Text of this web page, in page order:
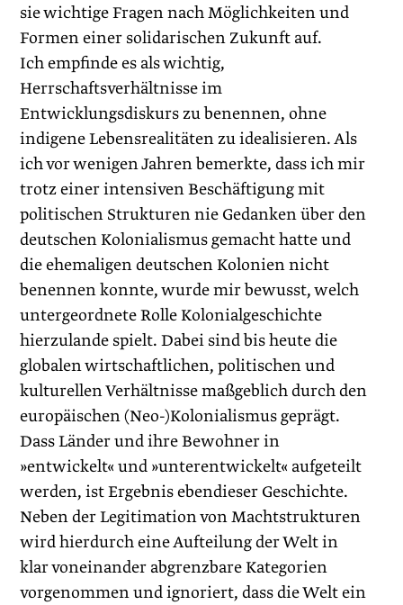
sie wichtige Fragen nach Möglichkeiten und
Formen einer solidarischen Zukunft auf.
Ich empfinde es als wichtig,
Herrschaftsverhältnisse im
Entwicklungsdiskurs zu benennen, ohne
indigene Lebensrealitäten zu idealisieren. Als
ich vor wenigen Jahren bemerkte, dass ich mir
trotz einer intensiven Beschäftigung mit
politischen Strukturen nie Gedanken über den
deutschen Kolonialismus gemacht hatte und
die ehemaligen deutschen Kolonien nicht
benennen konnte, wurde mir bewusst, welch
untergeordnete Rolle Kolonialgeschichte
hierzulande spielt. Dabei sind bis heute die
globalen wirtschaftlichen, politischen und
kulturellen Verhältnisse maßgeblich durch den
europäischen (Neo-)Kolonialismus geprägt.
Dass Länder und ihre Bewohner in
»entwickelt« und »unterentwickelt« aufgeteilt
werden, ist Ergebnis ebendieser Geschichte.
Neben der Legitimation von Machtstrukturen
wird hierdurch eine Aufteilung der Welt in
klar voneinander abgrenzbare Kategorien
vorgenommen und ignoriert, dass die Welt ein